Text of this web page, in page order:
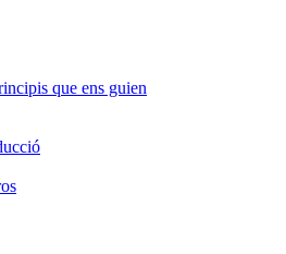
que ens guien